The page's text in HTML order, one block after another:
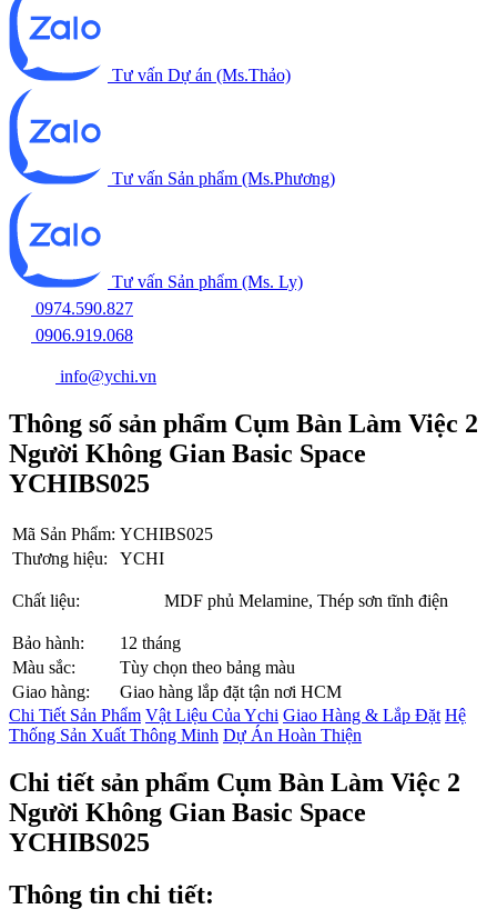
Tư vấn Dự án (Ms.Thảo)
Tư vấn Sản phẩm (Ms.Phương)
Tư vấn Sản phẩm (Ms. Ly)
0974.590.827
0906.919.068
info@ychi.vn
Thông số sản phẩm Cụm Bàn Làm Việc 2
Người Không Gian Basic Space
YCHIBS025
Mã Sản Phẩm: YCHIBS025
Thương hiệu:
YCHI
Chất liệu: MDF phủ Melamine, Thép sơn tĩnh điện
Bảo hành:
12 tháng
Màu sắc:
Tùy chọn theo bảng màu
Giao hàng:
Giao hàng lắp đặt tận nơi HCM
Chi Tiết Sản Phẩm Vật Liệu Của Ychi Giao Hàng & Lắp Đặt Hệ
Thống Sản Xuất Thông Minh Dự Án Hoàn Thiện
Chi tiết sản phẩm Cụm Bàn Làm Việc 2
Người Không Gian Basic Space
YCHIBS025
Thông tin chi tiết: